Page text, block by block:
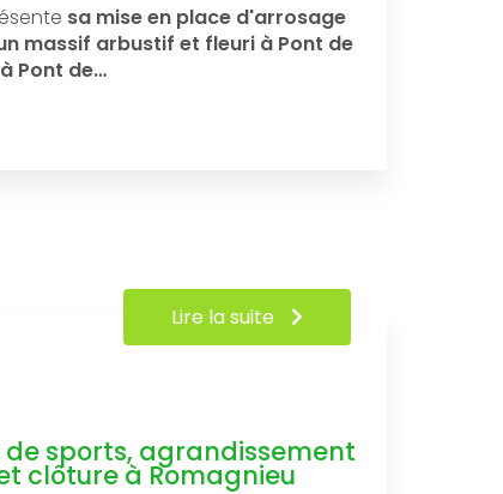
sa mise en place d'arrosage
massif arbustif et fleuri à Pont de
Pont de…
sports, agrandissement
clôture à Romagnieu
Lire la suite